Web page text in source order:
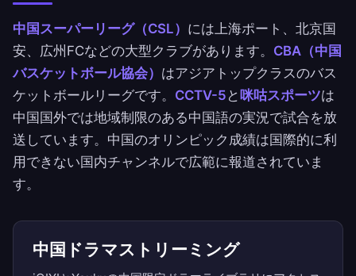
中国スーパーリーグ（CSL） には上海ポート、北京国
安、広州FCなどの大型クラブがあります。 CBA（中国
バスケットボール協会） はアジアトップクラスのバス
ケットボールリーグです。 CCTV-5 と咪咕スポーツは
中国国外では地域制限のある中国語の実況で試合を放
送しています。中国のオリンピック成績は国際的に利
用できない国内チャンネルで広範に報道されていま
す。
中国ドラマストリーミング